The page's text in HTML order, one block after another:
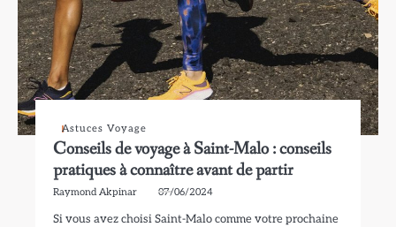
Astuces Voyage
Conseils de voyage à Saint-Malo : conseils
pratiques à connaître avant de partir
Raymond Akpinar 07/06/2024
Si vous avez choisi Saint-Malo comme votre prochaine